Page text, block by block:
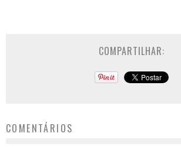
COMPARTILHAR:
COMENTÁRIOS